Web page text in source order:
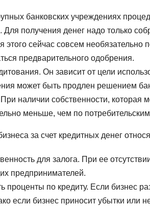
банковских учреждениях
получения денег надо только
этого сейчас совсем
предварительного одобрения.
Он зависит от цели
может быть продлен решением
наличии собственности, которая
меньше, чем по
за счет кредитных денег
для залога. При ее
предпринимателей.
проценты по кредиту. Если бизнес
если бизнес приносит убытки или